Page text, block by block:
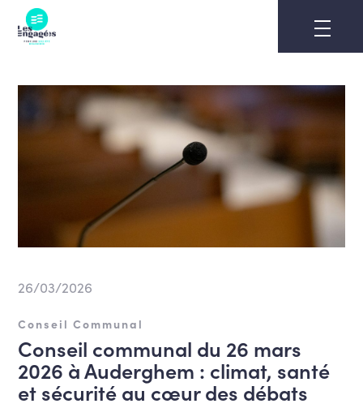
content
26/03/2026
Conseil Communal
Conseil communal du 26 mars
2026 à Auderghem : climat, santé
et sécurité au cœur des débats